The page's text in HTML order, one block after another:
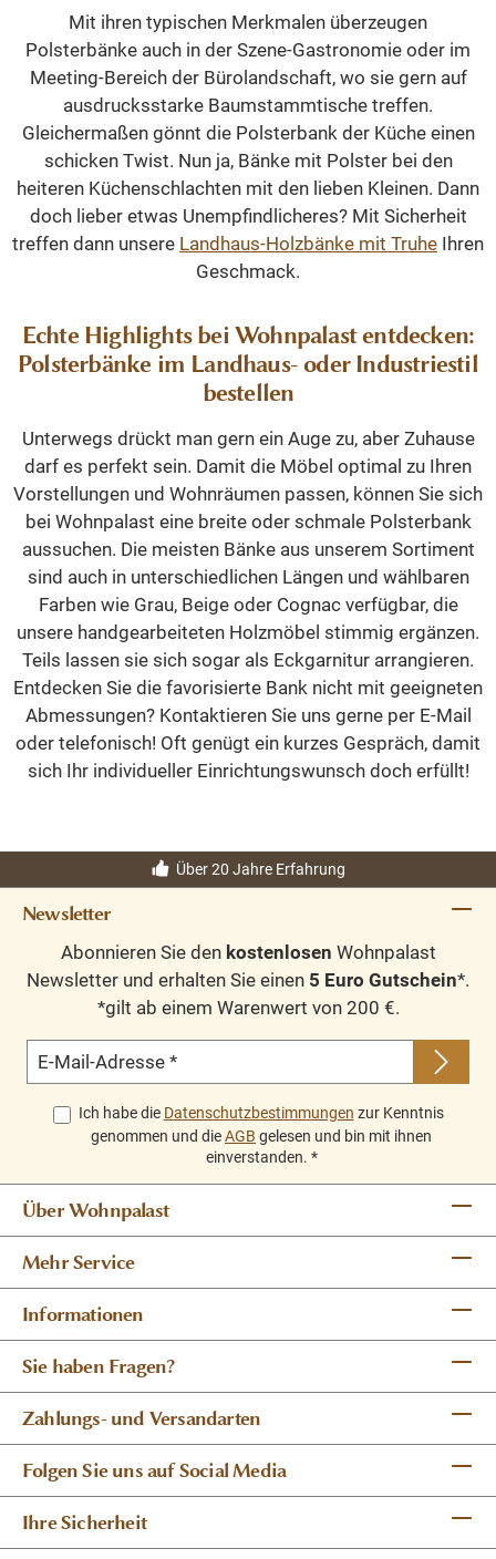
Mit ihren typischen Merkmalen überzeugen
Polsterbänke auch in der Szene-Gastronomie oder im
Meeting-Bereich der Bürolandschaft, wo sie gern auf
ausdrucksstarke Baumstammtische treffen.
Gleichermaßen gönnt die Polsterbank der Küche einen
schicken Twist. Nun ja, Bänke mit Polster bei den
heiteren Küchenschlachten mit den lieben Kleinen. Dann
doch lieber etwas Unempfindlicheres? Mit Sicherheit
treffen dann unsere Landhaus-Holzbänke mit Truhe Ihren
Geschmack.
Echte Highlights bei Wohnpalast entdecken:
Polsterbänke im Landhaus- oder Industriestil
bestellen
Unterwegs drückt man gern ein Auge zu, aber Zuhause
darf es perfekt sein. Damit die Möbel optimal zu Ihren
Vorstellungen und Wohnräumen passen, können Sie sich
bei Wohnpalast eine breite oder schmale Polsterbank
aussuchen. Die meisten Bänke aus unserem Sortiment
sind auch in unterschiedlichen Längen und wählbaren
Farben wie Grau, Beige oder Cognac verfügbar, die
unsere handgearbeiteten Holzmöbel stimmig ergänzen.
Teils lassen sie sich sogar als Eckgarnitur arrangieren.
Entdecken Sie die favorisierte Bank nicht mit geeigneten
Abmessungen? Kontaktieren Sie uns gerne per E-Mail
oder telefonisch! Oft genügt ein kurzes Gespräch, damit
sich Ihr individueller Einrichtungswunsch doch erfüllt!
Über 20 Jahre Erfahrung
Newsletter
Abonnieren Sie den kostenlosen Wohnpalast
Newsletter und erhalten Sie einen 5 Euro Gutschein*.
*gilt ab einem Warenwert von 200 €.
E-Mail-Adresse *
Ich habe die Datenschutzbestimmungen zur Kenntnis
genommen und dieAGB gelesen und bin mit ihnen
einverstanden. *
Über Wohnpalast
Mehr Service
Informationen
Sie haben Fragen?
Zahlungs- und Versandarten
Folgen Sie uns auf Social Media
Ihre Sicherheit